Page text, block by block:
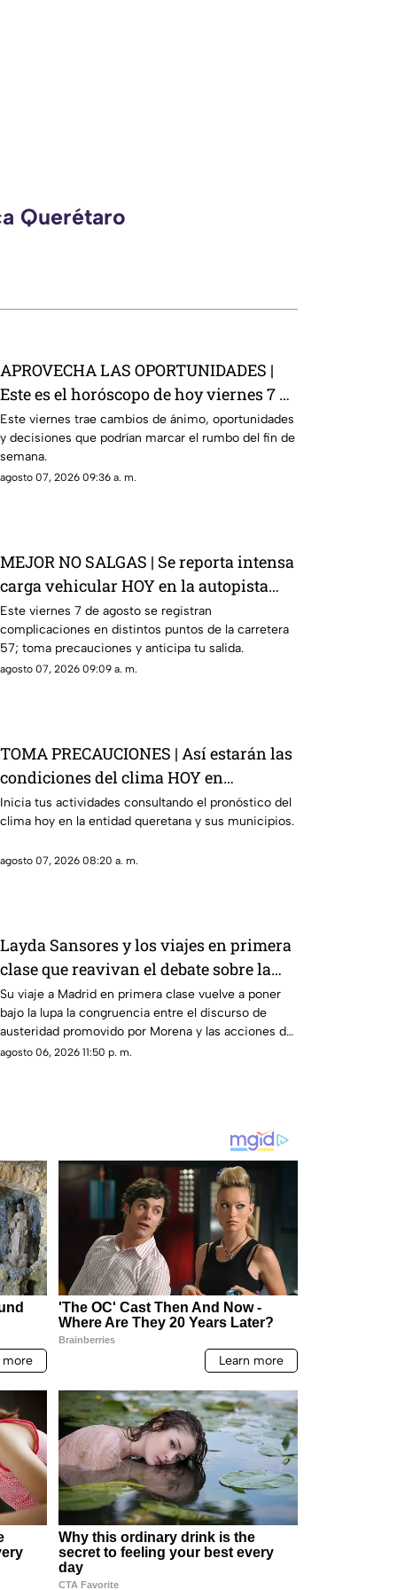
Querétaro
APROVECHA LAS OPORTUNIDADES |
Este es el horóscopo de hoy viernes 7 de
agosto
Este viernes trae cambios de ánimo, oportunidades
y decisiones que podrían marcar el rumbo del fin de
semana.
agosto 07, 2026 09:36 a. m.
MEJOR NO SALGAS | Se reporta intensa
carga vehicular HOY en la autopista
México Querétaro
Este viernes 7 de agosto se registran
complicaciones en distintos puntos de la carretera
57; toma precauciones y anticipa tu salida.
agosto 07, 2026 09:09 a. m.
TOMA PRECAUCIONES | Así estarán las
condiciones del clima HOY en
Querétaro
Inicia tus actividades consultando el pronóstico del
clima hoy en la entidad queretana y sus municipios.
agosto 07, 2026 08:20 a. m.
Layda Sansores y los viajes en primera
clase que reavivan el debate sobre la
austeridad
Su viaje a Madrid en primera clase vuelve a poner
bajo la lupa la congruencia entre el discurso de
austeridad promovido por Morena y las acciones de
algunos de sus representantes
agosto 06, 2026 11:50 p. m.